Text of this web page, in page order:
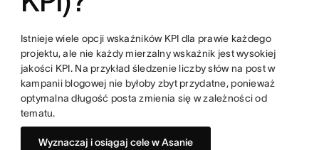
Istnieje wiele opcji wskaźników KPI dla prawie każdego
projektu, ale nie każdy mierzalny wskaźnik jest wysokiej
jakości KPI. Na przykład śledzenie liczby słów na post w
kampanii blogowej nie byłoby zbyt przydatne, ponieważ
optymalna długość posta zmienia się w zależności od
tematu.
Wyznaczaj i osiągaj cele w Asanie